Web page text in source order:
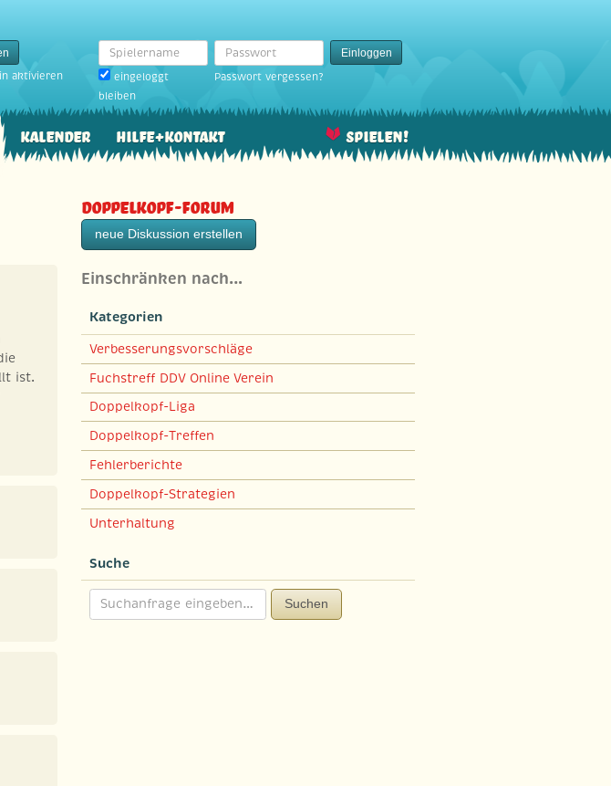
aktivieren
Spielername
eingeloggt
bleiben
Passwort
Einloggen
Passwort vergessen?
Kalender Hilfe+Kontakt Spielen!
ist.
Doppelkopf-Forum
neue Diskussion erstellen
Einschränken nach…
Kategorien
Verbesserungsvorschläge
Fuchstreff DDV Online Verein
Doppelkopf-Liga
Doppelkopf-Treffen
Fehlerberichte
Doppelkopf-Strategien
Unterhaltung
Suche
Suchen